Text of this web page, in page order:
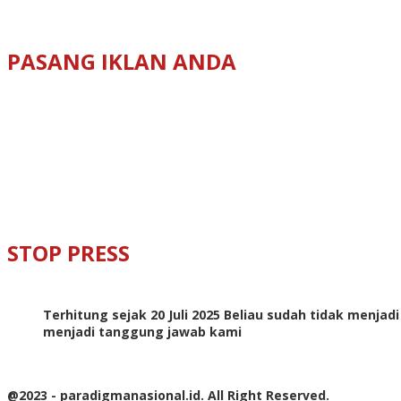
PASANG IKLAN ANDA
STOP PRESS
Terhitung sejak 20 Juli 2025 Beliau sudah tidak
menjadi tanggung jawab kami
@2023 - paradigmanasional.id. All Right Reserved.